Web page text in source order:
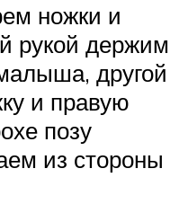
ножки и
рукой держим
другой
и правую
позу
из стороны